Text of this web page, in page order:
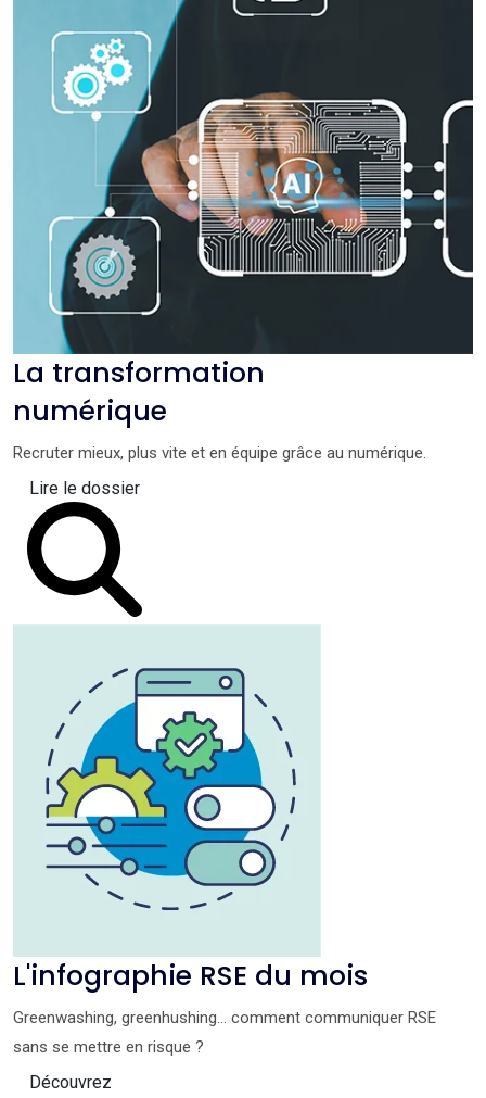
La transformation
numérique
Recruter mieux, plus vite et en équipe grâce au numérique.
Lire le dossier
L'infographie RSE du mois
Greenwashing, greenhushing… comment communiquer RSE
sans se mettre en risque ?
Découvrez